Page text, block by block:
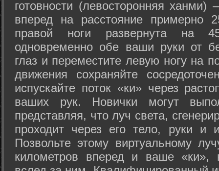
готовности (левосторонняя
вперед на расстояние примерно
правой ноги развернута на
одновременно обе ваши руки от
глаз и переместите левую ногу на
движения сохраняйте
испускайте поток «ки» через
ваших рук. Новички могут
представляя, что луч света,
проходит через его тело, руки и
Позвольте этому виртуальному
километров вперед и ваше «ки»,